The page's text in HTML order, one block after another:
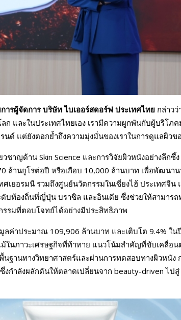
ารผู้จัดการ บริษัท ไบเออร์สดอร์ฟ ประเทศไทย กล่าวว่
ก และในประเทศไทยเอง เรามีความผูกพันกับผู้บริโ
ด์ แต่ยังตอกย้ำถึงความมุ่งมั่นของเราในการดูแลผิวข
ชาญด้าน Skin Science และการวิจัยผิวหนังอย่างลึก
ล้านยูโรต่อปี หรือเกือบ 10,000 ล้านบาท เพื่อพัฒนา
เยอรมนี รวมถึงศูนย์นวัตกรรมในเซี่ยงไฮ้ ประเทศจีน
ดับท้องถิ่นที่ญี่ปุ่น บราซิล และอินเดีย ซึ่งช่วยให้สามาร
รมที่ตอบโจทย์ได้อย่างมีประสิทธิภาพ
ค่าประมาณ 109,906 ล้านบาท และเติบโต 9.4% ใน
ในภาวะเศรษฐกิจที่ท้าทาย แนวโน้มสำคัญที่ขับเคลื่อ
ฐานทางวิทยาศาสตร์และผ่านการทดสอบทางผิวหนัง
กำลังผลักดันให้ตลาดเปลี่ยนจาก beauty-driven ไปสู่